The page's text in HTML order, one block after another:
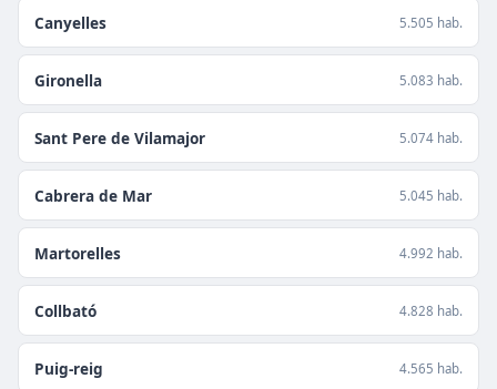
Canyelles 5.505 hab.
Gironella 5.083 hab.
Sant Pere de Vilamajor 5.074 hab.
Cabrera de Mar 5.045 hab.
Martorelles 4.992 hab.
Collbató 4.828 hab.
Puig-reig 4.565 hab.